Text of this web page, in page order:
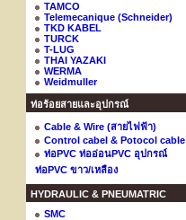
TAMCO
Telemecanique (Schneider)
TKD KABEL
TURCK
T-LUG
THAI YAZAKI
WERMA
Weidmuller
ท่อร้อยสายและอุปกรณ์
Cable & Wire (สายไฟฟ้า)
Control cabel & Potocol cable
ท่อPVC ท่ออ่อนPVC อุปกรณ์
ท่อPVC ขาว/เหลือง
HYDRAULIC & PNEUMATRIC
SMC